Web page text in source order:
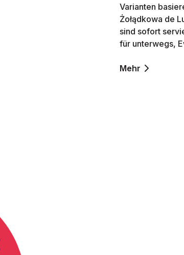
Varianten
Żołądkowa de
sind sofort
für unterwegs,
Mehr